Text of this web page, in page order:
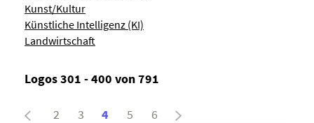
Kunst/Kultur
Künstliche Intelligenz (KI)
Landwirtschaft
Logos 301 - 400 von 791
2 3 4 5 6